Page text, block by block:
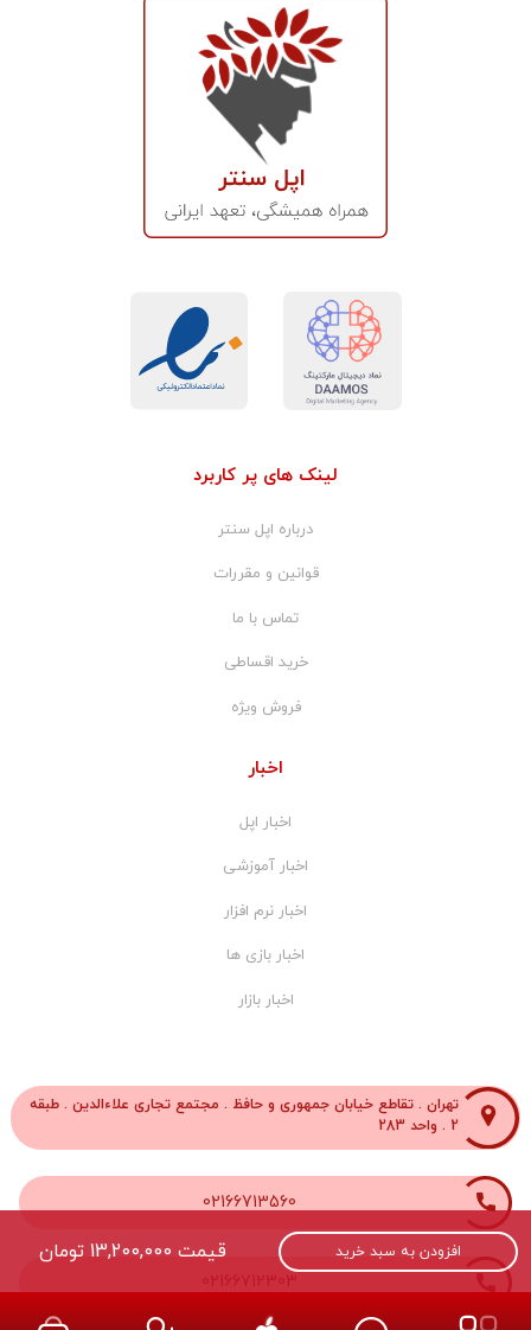
افزودن به سبد خرید قیمت 13,200,000 تومان
لینک های پر کاربرد
درباره اپل سنتر
قوانین و مقررات
تماس با ما
خرید اقساطی
فروش ویژه
اخبار
اخبار اپل
اخبار آموزشی
اخبار نرم افزار
اخبار بازی ها
اخبار بازار
تهران . تقاطع خیابان جمهوری و حافظ . مجتمع تجاری علاءالدین . طبقه
2 . واحد 283
02166713560
02166712303